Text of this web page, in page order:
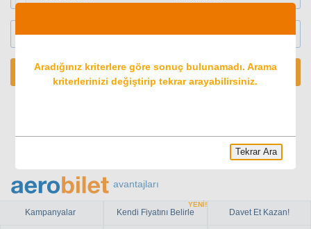
1 oda 2 konuk
ARA
avantajları
Kampanyalar Kendi Fiyatını Belirle
YENİ!
Davet Et Kazan!
Aradığınız kriterlere göre sonuç bulunamadı. Arama
kriterlerinizi değiştirip tekrar arayabilirsiniz.
Tekrar Ara